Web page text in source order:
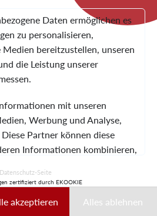
Laura Vita
BY LOBSTTER
HINWEISEAGBKONTAKT
Daten ermöglichen es
zu personalisieren,
bereitzustellen, unseren
die Leistung unserer
mit unseren
Werbung und Analyse,
Partner können diese
Informationen kombinieren,
gesammelt haben.
zur Personalisierung
Datenschutz-Seite
zertifiziert durch EKOOKIE
akzeptieren Alles ablehnen